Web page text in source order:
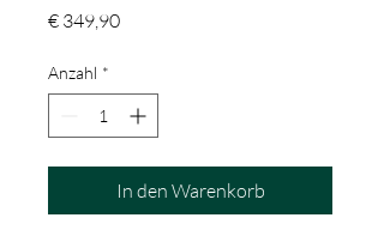
€ 349,90Preis
Anzahl *
In den Warenkorb